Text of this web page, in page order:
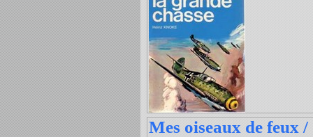
Mes oiseaux de feux